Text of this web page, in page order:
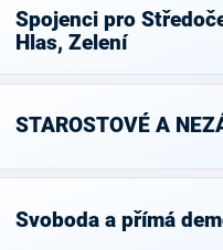
Spojenci pro
Hlas, Zelení
STAROSTOVÉ A
Svoboda a přímá